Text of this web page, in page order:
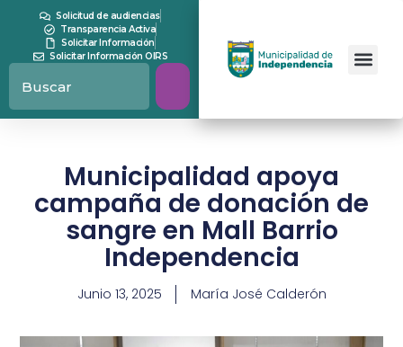
Solicitud de audiencias
Transparencia Activa
Solicitar Información
Solicitar Información OIRS
Municipalidad apoya
campaña de donación de
sangre en Mall Barrio
Independencia
Junio 13, 2025 María José Calderón